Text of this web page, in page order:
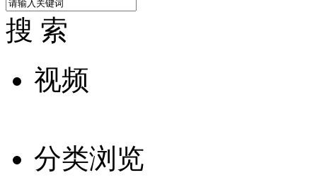
搜 索
视频
分类浏览